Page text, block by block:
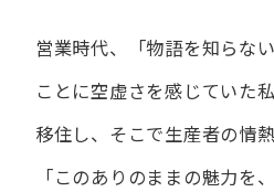
営業時代、​「物語を​知らな
ことに​空虚さを​感じていた​
移住し、​そこで​生産者の​情
「この​ありの​ままの​魅力を